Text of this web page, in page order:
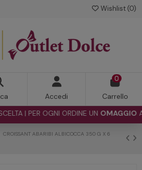
Wishlist (0)
Accedi
0
Carrello
| PER OGNI ORDINE UNOMAGGIOA
CROISSANT ABARIBI ALBICOCCA 350 G X 6